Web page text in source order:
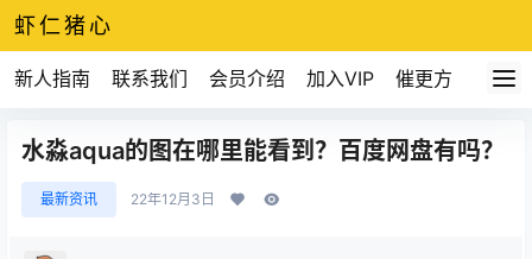
虾仁猪心
新人指南 联系我们 会员介绍 加入VIP 催更方式
水淼aqua的图在哪里能看到？百度网盘有吗？
最新资讯 22年12月3日